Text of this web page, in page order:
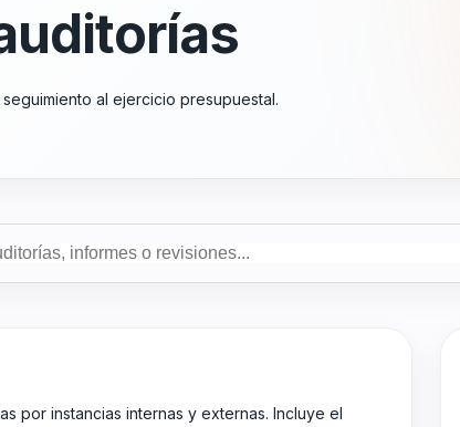
al ejercicio presupuestal.
por instancias internas y externas. Incluye el